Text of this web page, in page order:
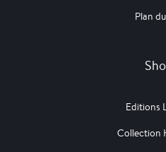
Plan
Editions
Collection